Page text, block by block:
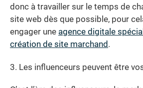
donc à travailler sur le temps de
site web dès que possible, pour
engager une agence digitale
création de site marchand .
3. Les influenceurs peuvent être